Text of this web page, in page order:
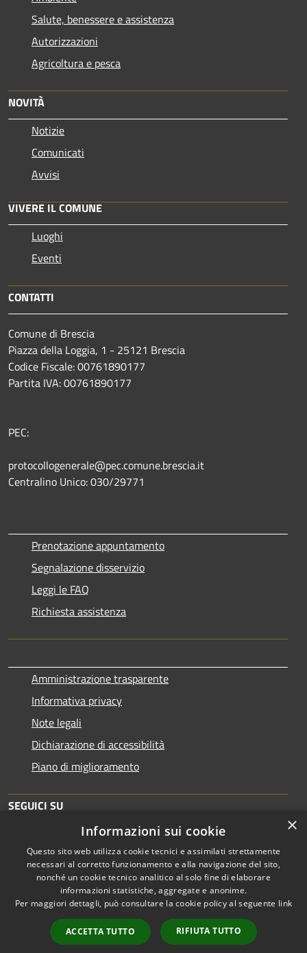
Salute, benessere e assistenza
Autorizzazioni
Agricoltura e pesca
NOVITÀ
Notizie
Comunicati
Avvisi
VIVERE IL COMUNE
Luoghi
Eventi
CONTATTI
Comune di Brescia
Piazza della Loggia, 1 - 25121 Brescia
Codice Fiscale: 00761890177
Partita IVA: 00761890177
PEC:
protocollogenerale@pec.comune.brescia.it
Centralino Unico: 030/29771
Prenotazione appuntamento
Segnalazione disservizio
Leggi le FAQ
Richiesta assistenza
Amministrazione trasparente
Informativa privacy
Note legali
Dichiarazione di accessibilità
Piano di miglioramento
SEGUICI SU
RSS
Accessibilità
Copyright © 2026 • Comune di
Municipium•
Accesso
redazione
×
Informazioni sui cookie
Questo sito web utilizza cookie tecnici e assimilati strettamente
necessari al corretto funzionamento e alla navigazione del sito,
nonché un cookie tecnico analitico al solo fine di elaborare
informazioni statistiche, aggregate e anonime.
Per maggiori dettagli, può consultare la cookie policy al seguente link
ACCETTA TUTTO RIFIUTA TUTTO